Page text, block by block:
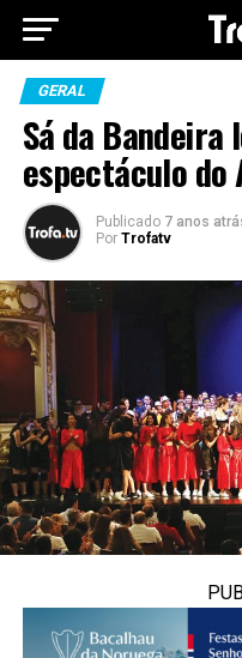
GERAL
Sá da Bandeira
espectáculo do
Publicado 7 anos
Por Trofatv